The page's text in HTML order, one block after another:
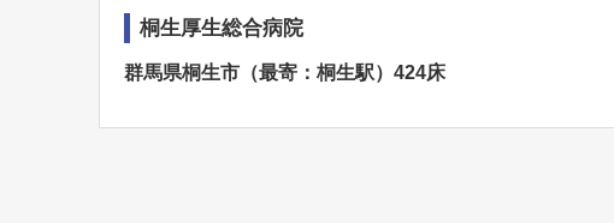
桐生厚生総合病院
群馬県桐生市（最寄：桐生駅）424床